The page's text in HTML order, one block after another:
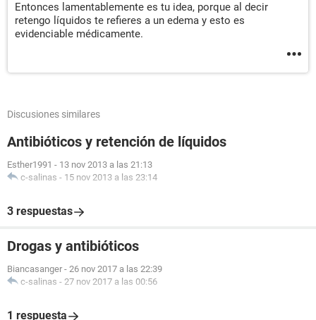
Entonces lamentablemente es tu idea, porque al decir
retengo líquidos te refieres a un edema y esto es
evidenciable médicamente.
Discusiones similares
Antibióticos y retención de líquidos
Esther1991 - 13 nov 2013 a las 21:13
c-salinas - 15 nov 2013 a las 23:14
3 respuestas
Drogas y antibióticos
Biancasanger - 26 nov 2017 a las 22:39
c-salinas - 27 nov 2017 a las 00:56
1 respuesta